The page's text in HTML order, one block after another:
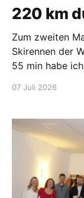
220 km
Zum zweiten
Skirennen der
55 min habe
Medaille mit
07 Juli 2026